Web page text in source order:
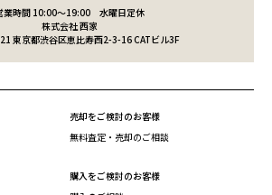
業時間 10:00～19:00
水曜日定休
株式会社 西家
東京都渋谷区恵比寿西2-3-16 CATビル3F
売却をご検討のお客様
無料査定・売却のご相談
購入をご検討のお客様